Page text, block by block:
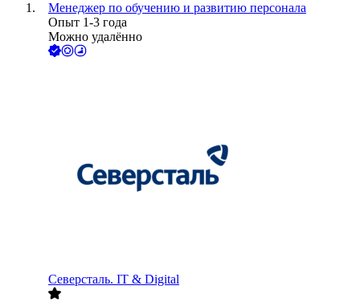
Менеджер по обучению и развитию персонала
Опыт 1-3 года
Можно удалённо
Северсталь. IT & Digital